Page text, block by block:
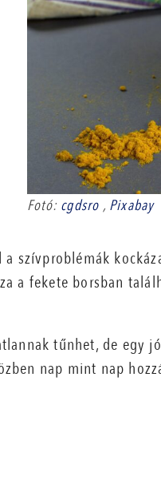
Fotó: cgdsro , Pixabay
szívproblémák
a fekete borsban
tűnhet, de egy
nap mint nap